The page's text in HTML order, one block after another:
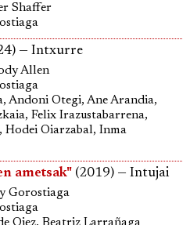
Shaffer
— Intxurre
Allen
Andoni Otegi, Ane Arandia,
Felix Irazustabarrena,
Hodei Oiarzabal, Inma
ametsak" (2019) — Intujai
Gorostiaga
Ojez, Beatriz Larrañaga